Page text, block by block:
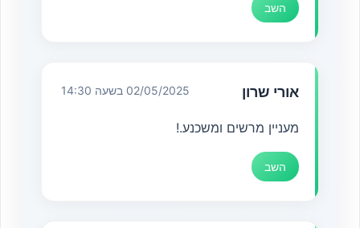
השב
אורי שרון 02/05/2025 בשעה 14:30
מעניין מרשים ומשכנע.!
השב